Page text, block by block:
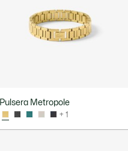
Pulsera Metropole
+ 1